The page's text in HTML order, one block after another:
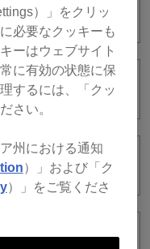
か？
か？
ンするに
）」をクリッ
必要なクッキーも
ーはウェブサイト
に有効の状態に保
するには、「クッ
さい。
州における通知
）」および「ク
）」をご覧くださ